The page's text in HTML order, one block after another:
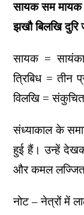
सायक सम मायक
झखौ बिलखि
सायक =
त्रिबिध = तीन
विलखि =
संध्याकाल के
हुई हैं। उन्हें
और कमल लज्जित
नोट – नेत्रों में